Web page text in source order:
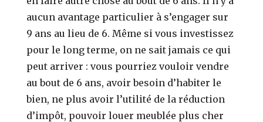
aucun avantage particulier à s’engager sur
9 ans au lieu de 6. Même si vous investissez
pour le long terme, on ne sait jamais ce qui
peut arriver : vous pourriez vouloir vendre
au bout de 6 ans, avoir besoin d’habiter le
bien, ne plus avoir l’utilité de la réduction
d’impôt, pouvoir louer meublée plus cher